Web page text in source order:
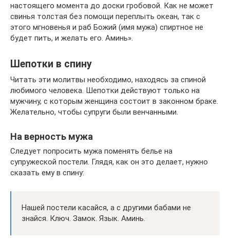
настоящего момента до доски гробовой. Как не может
свинья толстая без помощи переплыть океан, так с
этого мгновенья и раб Божий (имя мужа) спиртное не
будет пить, и желать его. Аминь».
Шепотки в спину
Читать эти молитвы необходимо, находясь за спиной
любимого человека. Шепотки действуют только на
мужчину, с которым женщина состоит в законном браке.
Желательно, чтобы супруги были венчанными.
На верность мужа
Следует попросить мужа поменять белье на
супружеской постели. Глядя, как он это делает, нужно
сказать ему в спину:
Нашей постели касайся, а с другими бабами не
знайся. Ключ. Замок. Язык. Аминь.